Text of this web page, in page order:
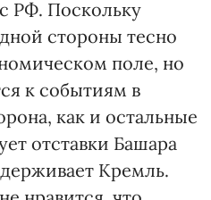
РФ. Поскольку
стороны тесно
поле, но
к событиям в
как и остальные
отставки Башара
Кремль.